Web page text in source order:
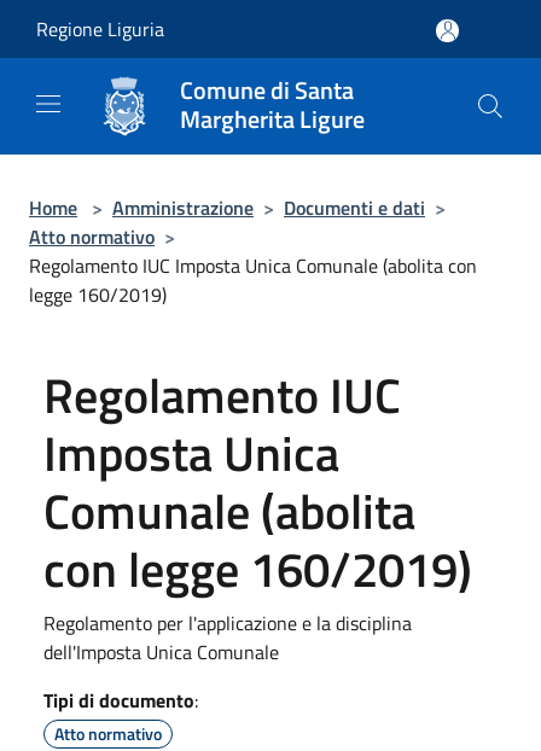
Regione Liguria
Comune di Santa
Margherita Ligure
Home > Amministrazione > Documenti e dati >
Atto normativo >
Regolamento IUC Imposta Unica Comunale (abolita con
legge 160/2019)
Regolamento IUC
Imposta Unica
Comunale (abolita
con legge 160/2019)
Regolamento per l'applicazione e la disciplina
dell'Imposta Unica Comunale
Tipi di documento:
Atto normativo